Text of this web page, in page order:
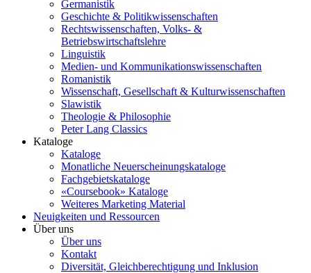
Germanistik
Geschichte & Politikwissenschaften
Rechtswissenschaften, Volks- &
Betriebswirtschaftslehre
Linguistik
Medien- und Kommunikationswissenschaften
Romanistik
Wissenschaft, Gesellschaft & Kulturwissenschaften
Slawistik
Theologie & Philosophie
Peter Lang Classics
Kataloge
Kataloge
Monatliche Neuerscheinungskataloge
Fachgebietskataloge
«Coursebook» Kataloge
Weiteres Marketing Material
Neuigkeiten und Ressourcen
Über uns
Über uns
Kontakt
Diversität, Gleichberechtigung und Inklusion